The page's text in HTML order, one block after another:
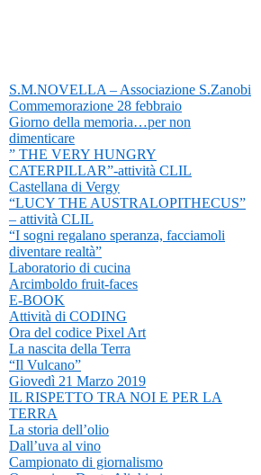
S.M.NOVELLA – Associazione S.Zanobi
Commemorazione 28 febbraio
Giorno della memoria…per non
dimenticare
” THE VERY HUNGRY
CATERPILLAR”-attività CLIL
Castellana di Vergy
“LUCY THE AUSTRALOPITHECUS”
– attività CLIL
“I sogni regalano speranza, facciamoli
diventare realtà”
Laboratorio di cucina
Arcimboldo fruit-faces
E-BOOK
Attività di CODING
Ora del codice Pixel Art
La nascita della Terra
“Il Vulcano”
Giovedì 21 Marzo 2019
IL RISPETTO TRA NOI E PER LA
TERRA
La storia dell’olio
Dall’uva al vino
Campionato di giornalismo